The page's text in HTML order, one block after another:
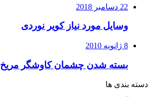
22 دسامبر 2018
وسایل مورد نیاز کویر نوردی
8 ژانویه 2010
بسته شدن چشمان کاوشگر مريخ
دسته بندی ها